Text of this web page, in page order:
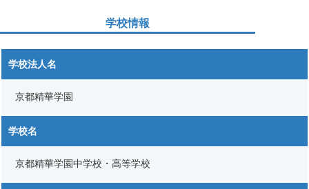
学校情報
学校法人名
京都精華学園
学校名
京都精華学園中学校・高等学校